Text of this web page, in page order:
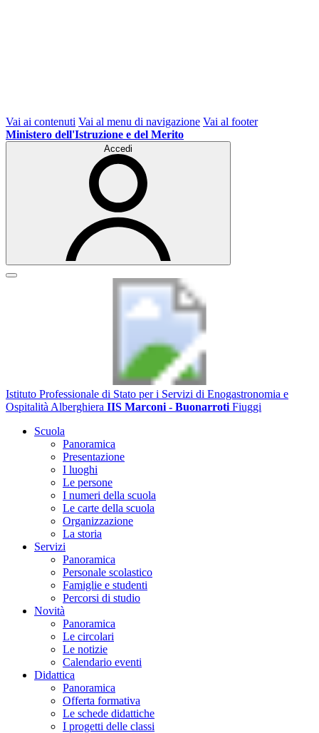
Vai ai contenuti Vai al menu di navigazione Vai al footer
Ministero dell'Istruzione e del Merito
Accedi
Istituto Professionale di Stato per i Servizi di Enogastronomia e
Ospitalità Alberghiera IIS Marconi - Buonarroti Fiuggi
Scuola
Panoramica
Presentazione
I luoghi
Le persone
I numeri della scuola
Le carte della scuola
Organizzazione
La storia
Servizi
Panoramica
Personale scolastico
Famiglie e studenti
Percorsi di studio
Novità
Panoramica
Le circolari
Le notizie
Calendario eventi
Didattica
Panoramica
Offerta formativa
Le schede didattiche
I progetti delle classi